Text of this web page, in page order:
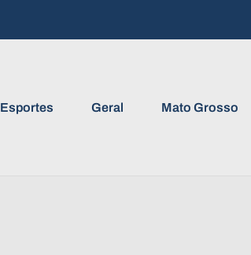
Esportes Geral Mato Grosso